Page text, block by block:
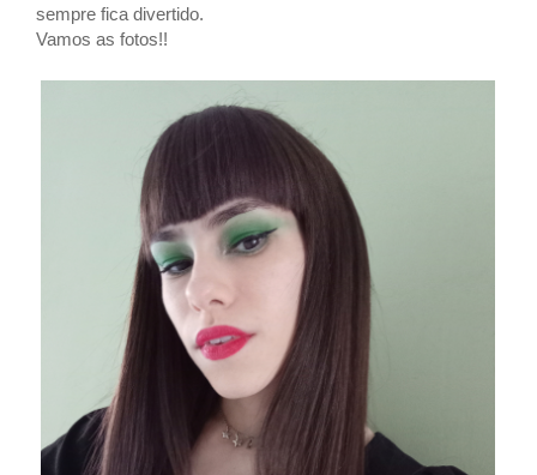
sempre fica divertido.
Vamos as fotos!!